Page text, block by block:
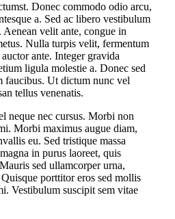
Donec commodo odio arcu,
a. Sed ac libero vestibulum
velit ante, congue in
Nulla turpis velit, fermentum
ante. Integer gravida
ligula molestie a. Donec sed
faucibus. Ut dictum nunc vel
tellus venenatis.
neque nec cursus. Morbi non
Morbi maximus augue diam,
eu. Sed tristique massa
in purus laoreet, quis
sed ullamcorper urna,
porttitor eros sed mollis
Vestibulum suscipit sem vitae